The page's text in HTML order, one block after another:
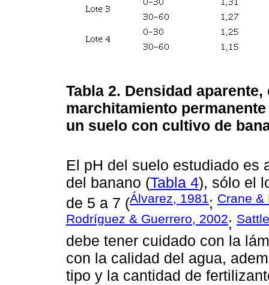
Tabla 2. Densidad
marchitamiento
un suelo con cultivo de
El pH del suelo estudiado es
del banano (Tabla 4), sólo el
de 5 a 7 (Álvarez, 1981; Crane &
Rodríguez & Guerrero, 2002;
debe tener cuidado con la
con la calidad del agua,
tipo y la cantidad de